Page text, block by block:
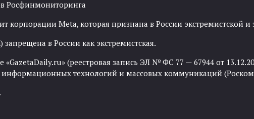
Росфинмониторинга
корпорации Meta, которая признана в России экстремистской и
в России как экстремистская.
(реестровая запись ЭЛ № ФС 77 — 67944 от
информационных технологий и массовых коммуникаций